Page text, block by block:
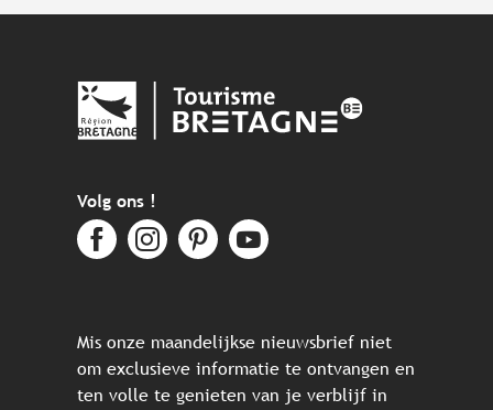
Volg ons !
Mis onze maandelijkse nieuwsbrief niet
om exclusieve informatie te ontvangen en
ten volle te genieten van je verblijf in